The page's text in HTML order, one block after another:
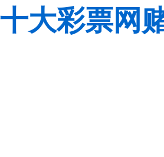
十大彩票网